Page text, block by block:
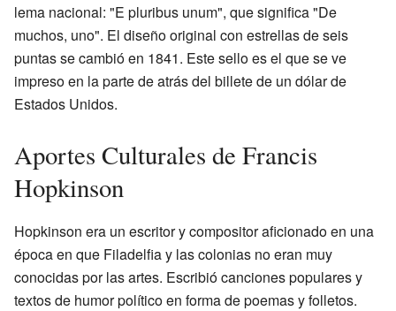
lema nacional: "E pluribus unum", que significa "De
muchos, uno". El diseño original con estrellas de seis
puntas se cambió en 1841. Este sello es el que se ve
impreso en la parte de atrás del billete de un dólar de
Estados Unidos.
Aportes Culturales de Francis
Hopkinson
Hopkinson era un escritor y compositor aficionado en una
época en que Filadelfia y las colonias no eran muy
conocidas por las artes. Escribió canciones populares y
textos de humor político en forma de poemas y folletos.